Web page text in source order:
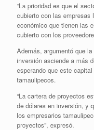
“La prioridad es que el
cubierto con las
económico que tienen las
cubierto con los
Además, argumentó que
inversión asciende a más
esperando que este
tamaulipecos.
“La cartera de proyectos
de dólares en inversión, y
los empresarios
proyectos”, expresó.